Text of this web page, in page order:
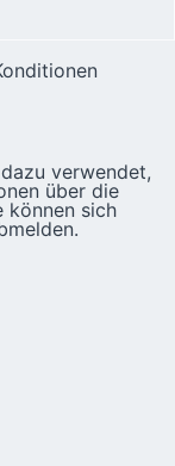
verwendet,
über die
können sich